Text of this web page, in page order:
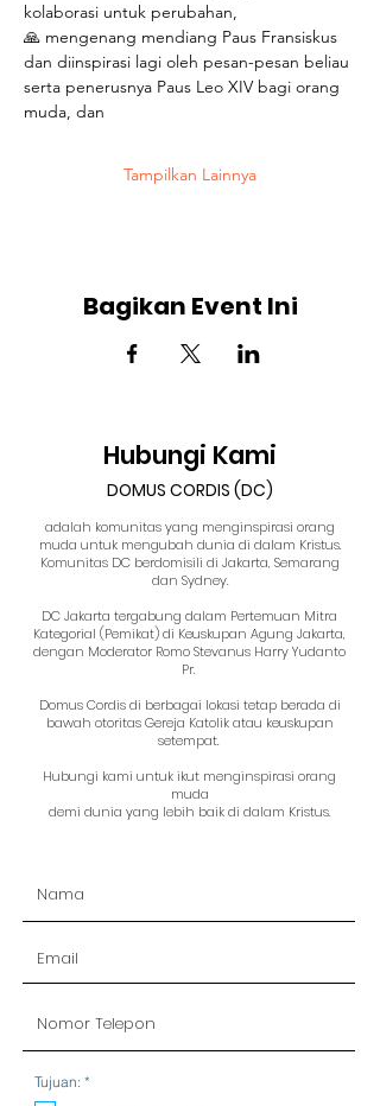
kolaborasi untuk perubahan,
🙏 mengenang mendiang Paus Fransiskus
dan diinspirasi lagi oleh pesan-pesan beliau
serta penerusnya Paus Leo XIV bagi orang
muda, dan
Tampilkan Lainnya
Bagikan Event Ini
Hubungi Kami
DOMUS CORDIS (DC)
adalah komunitas yang menginspirasi orang
muda untuk mengubah dunia di dalam Kristus.
Komunitas DC berdomisili di Jakarta, Semarang
dan Sydney.
DC Jakarta tergabung dalam Pertemuan Mitra
Kategorial (Pemikat) di Keuskupan Agung Jakarta,
dengan Moderator Romo Stevanus Harry Yudanto
Pr.
Domus Cordis di berbagai lokasi tetap berada di
bawah otoritas Gereja Katolik atau keuskupan
setempat.
Hubungi kami untuk ikut menginspirasi orang
muda
demi dunia yang lebih baik di dalam Kristus.
Tujuan: *